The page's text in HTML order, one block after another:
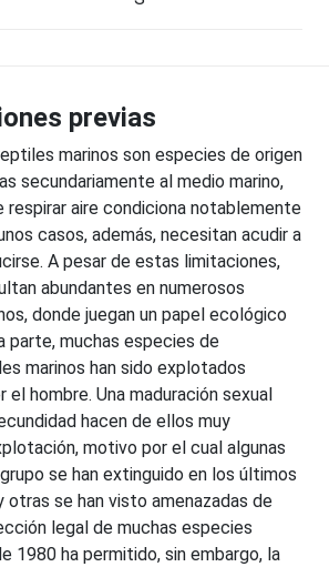
previas
marinos son especies de origen
secundariamente al medio marino,
respirar aire condiciona notablemente
casos, además, necesitan acudir a
A pesar de estas limitaciones,
abundantes en numerosos
donde juegan un papel ecológico
parte, muchas especies de
marinos han sido explotados
hombre. Una maduración sexual
hacen de ellos muy
motivo por el cual algunas
se han extinguido en los últimos
se han visto amenazadas de
legal de muchas especies
1980 ha permitido, sin embargo, la